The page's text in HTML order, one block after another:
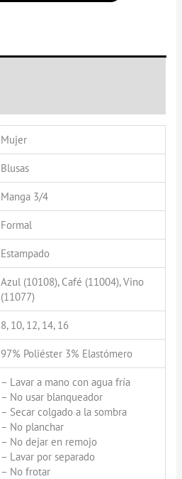
Mujer
Blusas
Manga 3/4
Formal
Estampado
Azul (10108), Café (11004), Vino
(11077)
8, 10, 12, 14, 16
97% Poliéster 3% Elastómero
– Lavar a mano con agua fría
– No usar blanqueador
– Secar colgado a la sombra
– No planchar
– No dejar en remojo
– Lavar por separado
– No frotar